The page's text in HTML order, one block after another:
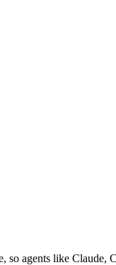
agents like Claude,